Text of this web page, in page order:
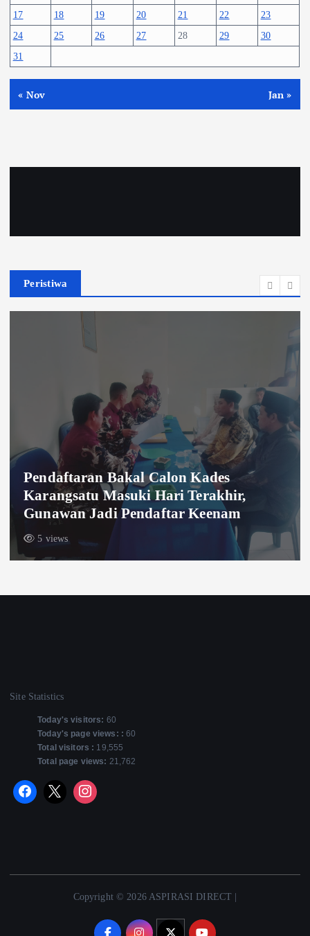
17
18 19 20 21 22
23
24
25 26 27 28 29
30
31
« Nov Jan »
Peristiwa
Dua Orang Pendaki Yang Hilang di
Gunung Piramid, Ditemukan Meninggal
8 views
Site Statistics
Today's visitors: 60
Today's page views: :60
Total visitors : 19,555
Total page views: 21,762
Copyright © 2026 ASPIRASI DIRECT |